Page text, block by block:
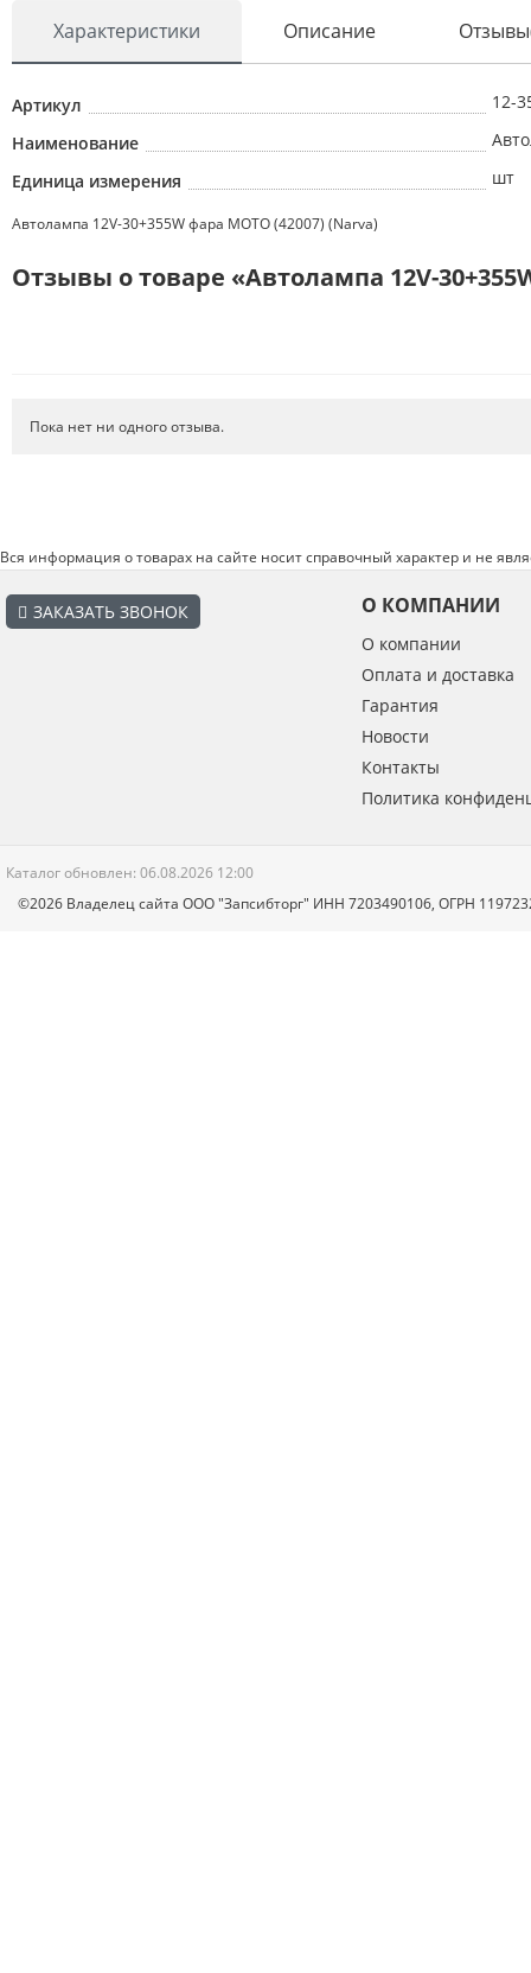
Характеристики Описание
Артикул
12-
Наименование
Единица измерения
шт
Автолампа 12V-30+355W фара МОТО (42007) (Narva)
Отзывы о товаре «Автолампа 12V-
Пока нет ни одного отзыва.
Вся информация о товарах на сайте носит справочный характер и не
ЗАКАЗАТЬ ЗВОНОК О КОМПАНИИ
О компании
Оплата и доставка
Гарантия
Новости
Контакты
Политика
Каталог обновлен: 06.08.2026 12:00
©2026 Владелец сайта ООО "Запсибторг" ИНН 7203490106, ОГРН